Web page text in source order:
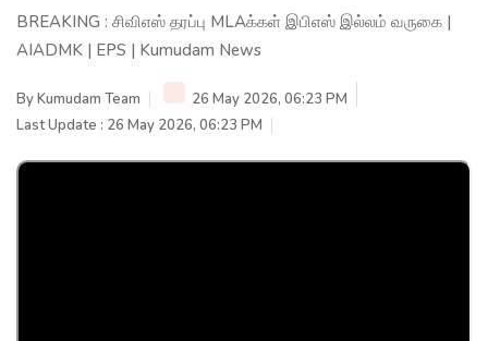
BREAKING : சிவிஎஸ் தரப்பு MLAக்கள் இபிஎஸ் இல்லம் வருகை |
AIADMK | EPS | Kumudam News
ByKumudam Team
26 May 2026, 06:23 PM
Last Update : 26 May 2026, 06:23 PM